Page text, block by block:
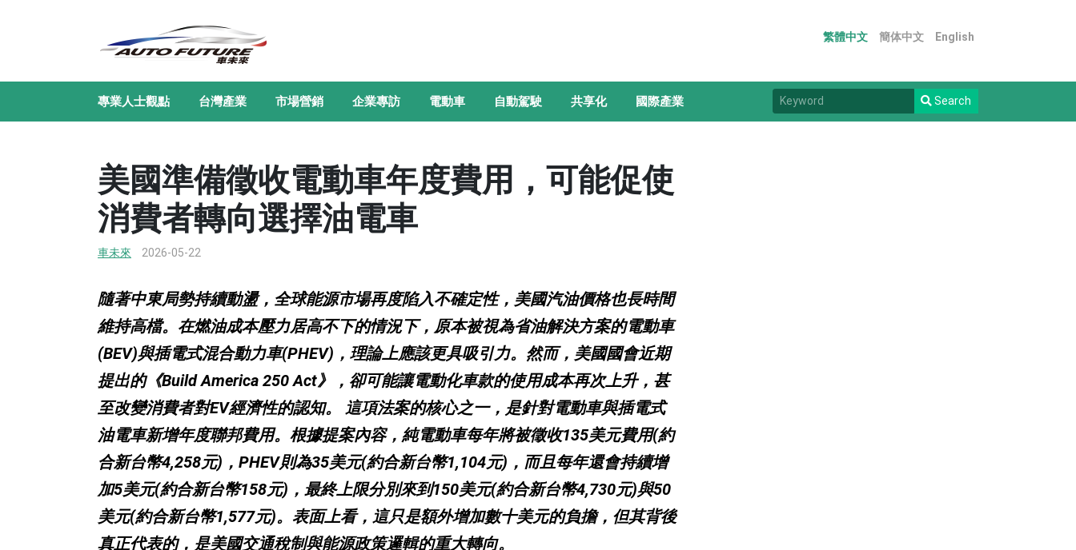
繁體中文 簡体中文 English
專業人士觀點 台灣產業 市場營銷 企業專訪 電動車 自動駕駛 共享化 國際產業 Search
美國準備徵收電動車年度費用，可能促使
消費者轉向選擇油電車
車未來 2026-05-22
隨著中東局勢持續動盪，全球能源市場再度陷入不確定性，美國汽油價格也長時間
維持高檔。在燃油成本壓力居高不下的情況下，原本被視為省油解決方案的電動車
(BEV)與插電式混合動力車(PHEV)，理論上應該更具吸引力。然而，美國國會近期
提出的《Build America 250 Act》，卻可能讓電動化車款的使用成本再次上升，甚
至改變消費者對EV經濟性的認知。 這項法案的核心之一，是針對電動車與插電式
油電車新增年度聯邦費用。根據提案內容，純電動車每年將被徵收135美元費用(約
合新台幣4,258元)，PHEV則為35美元(約合新台幣1,104元)，而且每年還會持續增
加5美元(約合新台幣158元)，最終上限分別來到150美元(約合新台幣4,730元)與50
美元(約合新台幣1,577元)。表面上看，這只是額外增加數十美元的負擔，但其背後
真正代表的，是美國交通稅制與能源政策邏輯的重大轉向。